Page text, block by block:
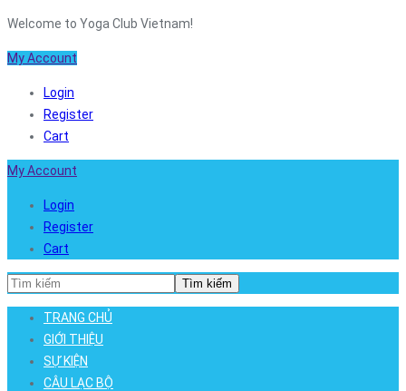
Welcome to Yoga Club Vietnam!
My Account
Login
Register
Cart
My Account
Login
Register
Cart
Tìm kiếm
TRANG CHỦ
GIỚI THIỆU
SỰ KIỆN
CÂU LẠC BỘ